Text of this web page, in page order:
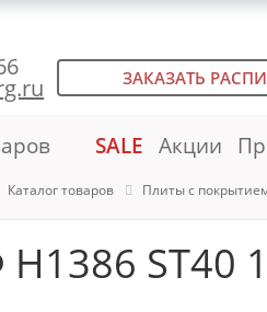
ЗАКАЗАТЬ
SALE Акции
Каталог товаров Плиты с
ST40